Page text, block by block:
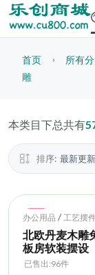
首页 所有
雕
本类目下总共有
排序: 最新更新
Hot
办公用品 / 工艺摆
北欧丹麦木雕
板房软装摆设
已售出:96件